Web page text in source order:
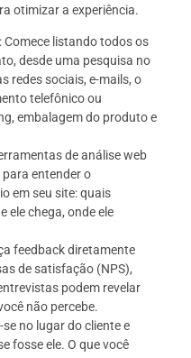
otimizar a experiência.
listando todos os
desde uma pesquisa no
redes sociais, e-mails, o
telefônico ou
embalagem do produto e
de análise web
entender o
em seu site: quais
ele chega, onde ele
feedback diretamente
de satisfação (NPS),
podem revelar
não percebe.
no lugar do cliente e
fosse ele. O que você